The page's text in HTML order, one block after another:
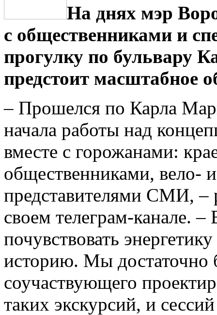
На днях мэр
с общественниками и
прогулку по бульвару
предстоит масштабное
– Прошелся по Карла
начала работы над
вместе с горожанами:
общественниками, вело-
представителями СМИ, –
своем телеграм-канале.
почувствовать
историю. Мы достаточно
соучаствующего
таких экскурсий, и